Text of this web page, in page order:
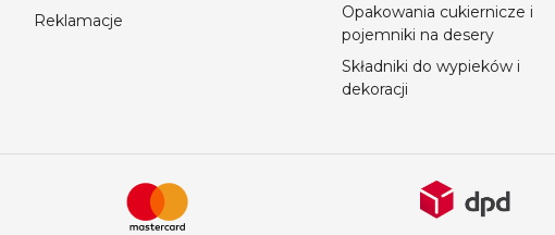
Reklamacje
Opakowania cukiernicze i
pojemniki na desery
Składniki do wypieków i
dekoracji